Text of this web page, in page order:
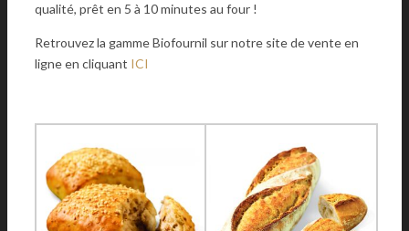
qualité, prêt en 5 à 10 minutes au four !
Retrouvez la gamme Biofournil sur notre site de vente en
ligne en cliquant ICI